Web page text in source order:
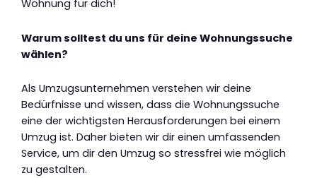
Wohnung für dich!
Warum solltest du uns für deine Wohnungssuche
wählen?
Als Umzugsunternehmen verstehen wir deine
Bedürfnisse und wissen, dass die Wohnungssuche
eine der wichtigsten Herausforderungen bei einem
Umzug ist. Daher bieten wir dir einen umfassenden
Service, um dir den Umzug so stressfrei wie möglich
zu gestalten.